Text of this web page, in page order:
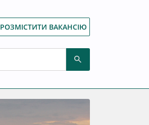
РОЗМІСТИТИ ВАКАНСІЮ